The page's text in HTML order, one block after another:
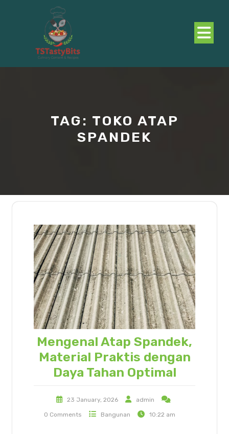
TAG: TOKO ATAP
SPANDEK
Mengenal Atap Spandek,
Material Praktis dengan
Daya Tahan Optimal
23 January, 2026 admin
0 Comments Bangunan 10:22 am